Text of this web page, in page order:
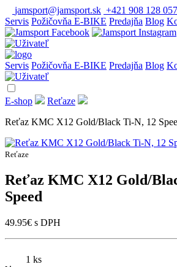
jamsport@jamsport.sk +421 908 128 057
Servis Požičovňa E-BIKE Predajňa Blog
Servis Požičovňa E-BIKE Predajňa Blog
E-shop
Reťaze
Reťaz KMC X12 Gold/Black Ti-N, 12
Reťaze
Reťaz KMC X12 Gold/
Speed
49.95€ s DPH
1 ks